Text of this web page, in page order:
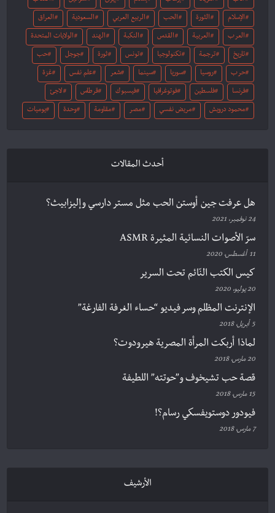
الإسلام الثورة الحب الربيع العربي السعودية العراق
العرب العربية القدس النكبة الهند الولايات المتحدة
تاريخ ترجمة تكنولوجيا تونس ثورة جوجل حب
حرب روسيا سوريا سينما شعر علم نفس غزة
فرنسا فلسطين فوتوغرافيا فيسبوك قرطاس لاجئ
محمود درويش مريض نفسي مصر مقاومة وحدة يوميات
أحدث المقالات
هل عرفت جين أوستن الحب مثل مستر دارسي وإليزابيث؟
24 نوفمبر، 2021
سرّ الأصوات النسائية المثيرة ASMR
11 أغسطس، 2020
كيس الكتب النّائم تحت السرير
20 يوليو، 2020
الإنترنت المظلم وسر فيديو “حساء الغرفة الفارغة”
5 أبريل، 2018
لماذا أربكت المرأة المصرية هيرودوت؟
20 مارس، 2018
قصة حب تشيخوف و”حوتته” اللطيفة
15 مارس، 2018
فيودور دوستويفسكي رسام؟!
7 مارس، 2018
الأرشيف